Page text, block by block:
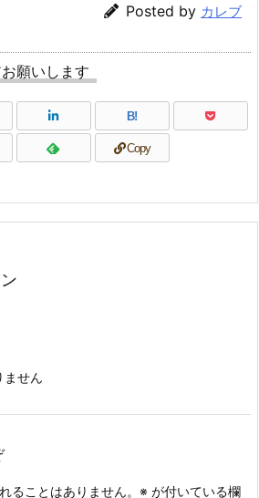
Posted by カレブ
願いします
B!
Copy
ません
ることはありません。 ※ が付いている欄